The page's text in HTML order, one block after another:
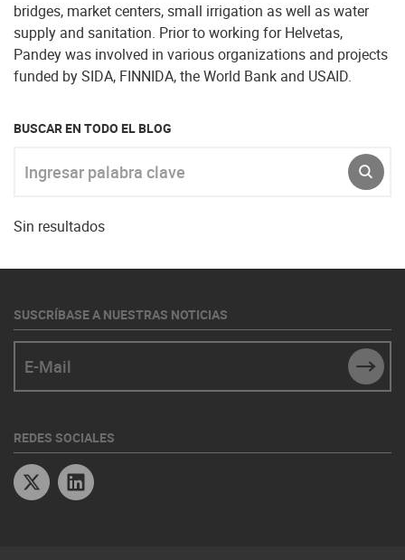
bridges, market centers, small irrigation as well as water
supply and sanitation. Prior to working for Helvetas,
Pandey was involved in various organizations and projects
funded by SIDA, FINNIDA, the World Bank and USAID.
BUSCAR EN TODO EL BLOG
Sin resultados
SUSCRÍBASE A NUESTRAS NOTICIAS
REDES SOCIALES
Twitter